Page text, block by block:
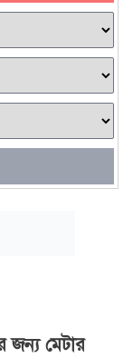
জন্য মেটার